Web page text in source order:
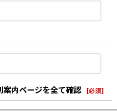
案内ページを全て確認 [必須]